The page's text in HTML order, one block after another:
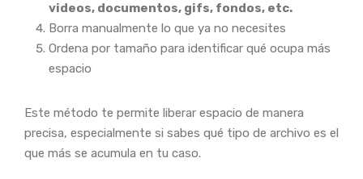
videos, documentos, gifs, fondos, etc.
Borra manualmente lo que ya no necesites
Ordena por tamaño para identificar qué ocupa más
espacio
Este método te permite liberar espacio de manera
precisa, especialmente si sabes qué tipo de archivo es el
que más se acumula en tu caso.